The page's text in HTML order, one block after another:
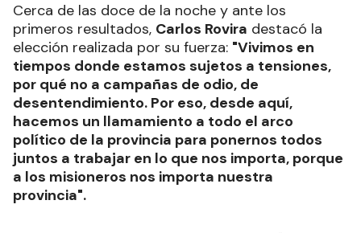
Cerca de las doce de la noche y ante los
primeros resultados, Carlos Rovira destacó la
elección realizada por su fuerza: "Vivimos en
tiempos donde estamos sujetos a tensiones,
por qué no a campañas de odio, de
desentendimiento. Por eso, desde aquí,
hacemos un llamamiento a todo el arco
político de la provincia para ponernos todos
juntos a trabajar en lo que nos importa, porque
a los misioneros nos importa nuestra
provincia".